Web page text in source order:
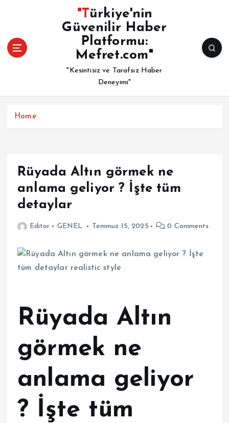
"Türkiye'nin
Güvenilir Haber
Platformu:
Mefret.com"
"Kesintisiz ve Tarafsız Haber
Deneyimi"
Home
Rüyada Altın görmek ne
anlama geliyor ? İşte tüm
detaylar
Editor GENEL Temmuz 15, 2025 0 Comments
Rüyada Altın
görmek ne
anlama geliyor
? İşte tüm